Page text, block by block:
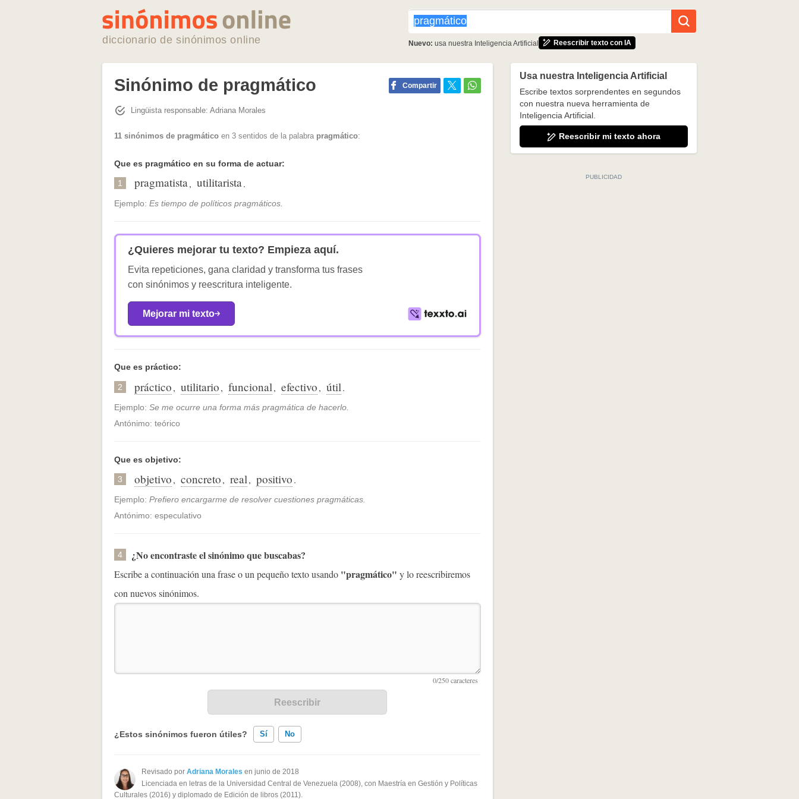
diccionario de sinónimos online Nuevo: usa nuestra Inteligencia Artificial Reescribir texto con IA
Sinónimo de pragmático Compartir
Lingüista responsable: Adriana Morales
11 sinónimos de pragmático en 3 sentidos de la palabra pragmático:
Que es pragmático en su forma de actuar:
1 pragmatista, utilitarista.
Ejemplo: Es tiempo de políticos pragmáticos.
¿Quieres mejorar tu texto? Empieza aquí.
Evita repeticiones, gana claridad y transforma tus frases
con sinónimos y reescritura inteligente.
Mejorar mi texto
Que es práctico:
2 práctico, utilitario, funcional, efectivo, útil.
Ejemplo: Se me ocurre una forma más pragmática de hacerlo.
Antónimo: teórico
Que es objetivo:
3 objetivo, concreto, real, positivo.
Ejemplo: Prefiero encargarme de resolver cuestiones pragmáticas.
Antónimo: especulativo
4 ¿No encontraste el sinónimo que buscabas?
Escribe a continuación una frase o un pequeño texto usando "pragmático" y lo reescribiremos
con nuevos sinónimos.
¿Estos sinónimos fueron útiles? Sí No
Existen sinónimos incorrectos
Ninguno de los sinónimos presentados me ayudó
Revisado por Adriana Morales en junio de 2018
Licenciada en letras de la Universidad Central de Venezuela (2008), con Maestría en Gestión y Políticas
Culturales (2016) y diplomado de Edición de libros (2011).
Usa nuestra Inteligencia Artificial
Escribe textos sorprendentes en segundos
con nuestra nueva herramienta de
Inteligencia Artificial.
Reescribir mi texto ahora